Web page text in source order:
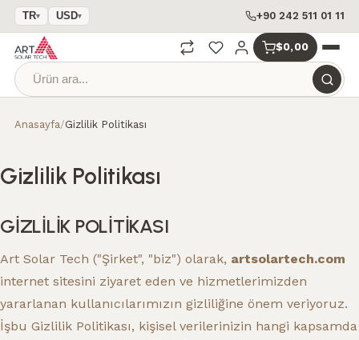
TR▾ USD▾ +90 242 511 01 11
$0,00
Anasayfa/Gizlilik Politikası
Gizlilik Politikası
GİZLİLİK POLİTİKASI
Art Solar Tech ("Şirket", "biz") olarak, artsolartech.com
internet sitesini ziyaret eden ve hizmetlerimizden
yararlanan kullanıcılarımızın gizliliğine önem veriyoruz.
İşbu Gizlilik Politikası, kişisel verilerinizin hangi kapsamda